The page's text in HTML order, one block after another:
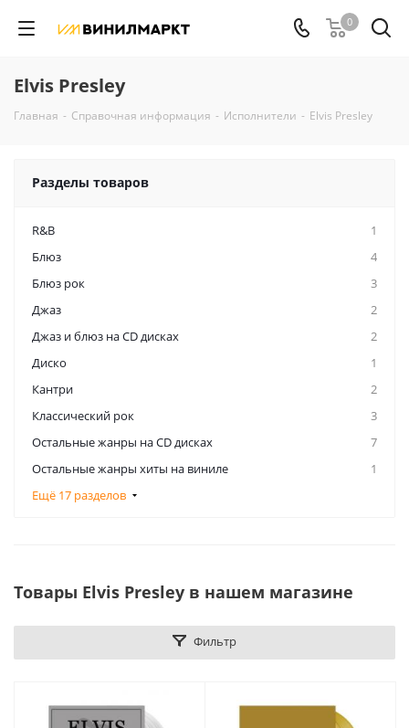
0
Elvis Presley
Главная - Справочная информация - Исполнители - Elvis Presley
Разделы товаров
R&B
1
Блюз
4
Блюз рок
3
Джаз
2
Джаз и блюз на CD дисках
2
Диско
1
Кантри
2
Классический рок
3
Остальные жанры на CD дисках
7
Остальные жанры хиты на виниле
1
Ещё 17 разделов
Товары Elvis Presley в нашем магазине
Фильтр